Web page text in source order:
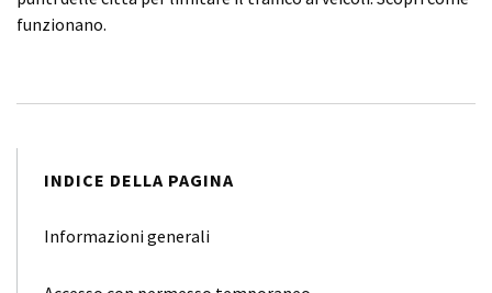
funzionano.
INDICE DELLA PAGINA
Informazioni generali